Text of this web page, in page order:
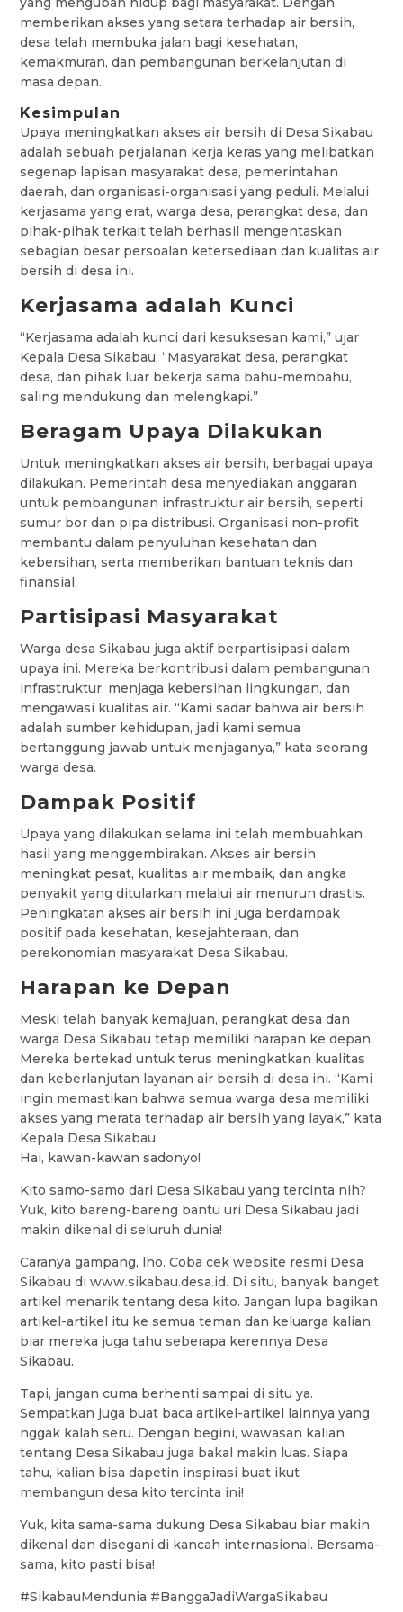
memberikan akses yang setara terhadap air bersih,
desa telah membuka jalan bagi kesehatan,
kemakmuran, dan pembangunan berkelanjutan di
masa depan.
Kesimpulan
Upaya meningkatkan akses air bersih di Desa Sikabau
adalah sebuah perjalanan kerja keras yang melibatkan
segenap lapisan masyarakat desa, pemerintahan
daerah, dan organisasi-organisasi yang peduli. Melalui
kerjasama yang erat, warga desa, perangkat desa, dan
pihak-pihak terkait telah berhasil mengentaskan
sebagian besar persoalan ketersediaan dan kualitas air
bersih di desa ini.
Kerjasama adalah Kunci
“Kerjasama adalah kunci dari kesuksesan kami,” ujar
Kepala Desa Sikabau. “Masyarakat desa, perangkat
desa, dan pihak luar bekerja sama bahu-membahu,
saling mendukung dan melengkapi.”
Beragam Upaya Dilakukan
Untuk meningkatkan akses air bersih, berbagai upaya
dilakukan. Pemerintah desa menyediakan anggaran
untuk pembangunan infrastruktur air bersih, seperti
sumur bor dan pipa distribusi. Organisasi non-profit
membantu dalam penyuluhan kesehatan dan
kebersihan, serta memberikan bantuan teknis dan
finansial.
Partisipasi Masyarakat
Warga desa Sikabau juga aktif berpartisipasi dalam
upaya ini. Mereka berkontribusi dalam pembangunan
infrastruktur, menjaga kebersihan lingkungan, dan
mengawasi kualitas air. “Kami sadar bahwa air bersih
adalah sumber kehidupan, jadi kami semua
bertanggung jawab untuk menjaganya,” kata seorang
warga desa.
Dampak Positif
Upaya yang dilakukan selama ini telah membuahkan
hasil yang menggembirakan. Akses air bersih
meningkat pesat, kualitas air membaik, dan angka
penyakit yang ditularkan melalui air menurun drastis.
Peningkatan akses air bersih ini juga berdampak
positif pada kesehatan, kesejahteraan, dan
perekonomian masyarakat Desa Sikabau.
Harapan ke Depan
Meski telah banyak kemajuan, perangkat desa dan
warga Desa Sikabau tetap memiliki harapan ke depan.
Mereka bertekad untuk terus meningkatkan kualitas
dan keberlanjutan layanan air bersih di desa ini. “Kami
ingin memastikan bahwa semua warga desa memiliki
akses yang merata terhadap air bersih yang layak,” kata
Kepala Desa Sikabau.
Hai, kawan-kawan sadonyo!
Kito samo-samo dari Desa Sikabau yang tercinta nih?
Yuk, kito bareng-bareng bantu uri Desa Sikabau jadi
makin dikenal di seluruh dunia!
Caranya gampang, lho. Coba cek website resmi Desa
Sikabau di www.sikabau.desa.id. Di situ, banyak banget
artikel menarik tentang desa kito. Jangan lupa bagikan
artikel-artikel itu ke semua teman dan keluarga kalian,
biar mereka juga tahu seberapa kerennya Desa
Sikabau.
Tapi, jangan cuma berhenti sampai di situ ya.
Sempatkan juga buat baca artikel-artikel lainnya yang
nggak kalah seru. Dengan begini, wawasan kalian
tentang Desa Sikabau juga bakal makin luas. Siapa
tahu, kalian bisa dapetin inspirasi buat ikut
membangun desa kito tercinta ini!
Yuk, kita sama-sama dukung Desa Sikabau biar makin
dikenal dan disegani di kancah internasional. Bersama-
sama, kito pasti bisa!
#SikabauMendunia #BanggaJadiWargaSikabau